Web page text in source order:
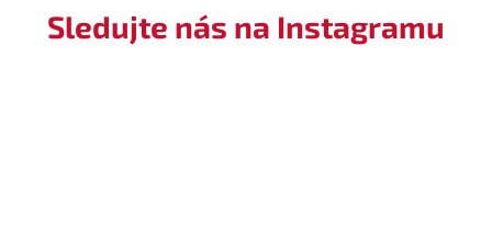
Sledujte nás na Instagramu